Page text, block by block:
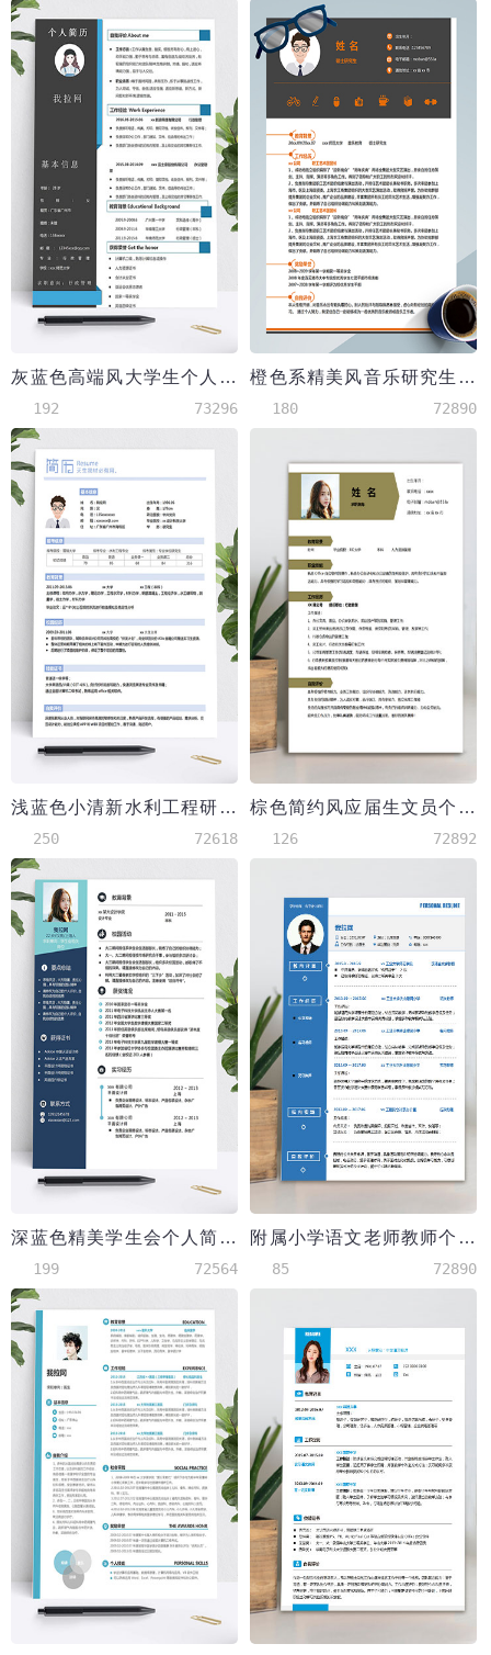
灰蓝色高端风大学生个人简历模板
192 73296
橙色系精美风音乐研究生应届生简历模板
180 72890
浅蓝色小清新水利工程研究生简历模板
250 72618
棕色简约风应届生文员个人简历模板
126 72892
深蓝色精美学生会个人简历模板
199 72564
附属小学语文老师教师个人简历模板
85 72890